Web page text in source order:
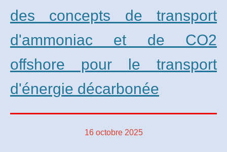
des concepts de transport
d'ammoniac et de CO2
offshore pour le transport
d'énergie décarbonée
16 octobre 2025